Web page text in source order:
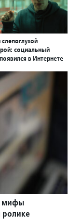
социальный
в Интернете
мифы
ролике